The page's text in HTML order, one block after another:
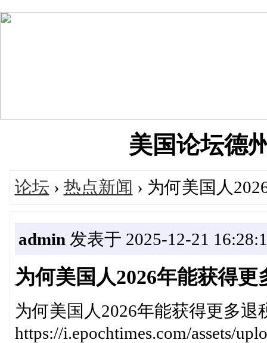
美国论坛德
论坛 › 热点新闻 › 为何美国人
admin 发表于 2025-12-21
为何美国人2026年能获得更
为何美国人2026年能获得更多退
https://i.epochtimes.com/assets/